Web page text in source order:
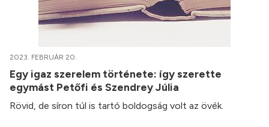
2023. FEBRUÁR 20.
Egy igaz szerelem története: így szerette
egymást Petőfi és Szendrey Júlia
Rövid, de síron túl is tartó boldogság volt az övék.